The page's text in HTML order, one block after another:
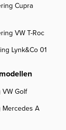
Cupra
VW T-Roc
Lynk&Co 01
Golf
Mercedes A